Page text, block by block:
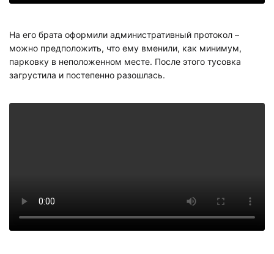
На его брата оформили административный протокол –
можно предположить, что ему вменили, как минимум,
парковку в неположенном месте. После этого тусовка
загрустила и постепенно разошлась.